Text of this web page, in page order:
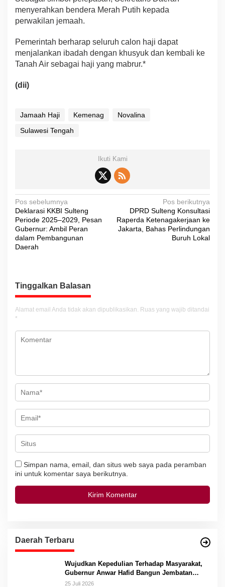
menyerahkan bendera Merah Putih kepada
perwakilan jemaah.
Pemerintah berharap seluruh calon haji dapat
menjalankan ibadah dengan khusyuk dan kembali ke
Tanah Air sebagai haji yang mabrur.*
(dii)
Jamaah Haji Kemenag
Novalina
Sulawesi Tengah
Ikuti Kami
N
a
v
i
s
i
p
o
s
Pos sebelumnya
Deklarasi KKBI Sulteng
Periode 2025–2029, Pesan
Gubernur: Ambil Peran
dalam Pembangunan
Daerah
Pos berikutnya
DPRD Sulteng Konsultasi
Raperda Ketenagakerjaan ke
Jakarta, Bahas Perlindungan
Buruh Lokal
Tinggalkan Balasan
Alamat email Anda tidak akan dipublikasikan. Ruas yang wajib ditandai
*
Simpan nama, email, dan situs web saya pada peramban
ini untuk komentar saya berikutnya.
Daerah Terbaru
Wujudkan Kepedulian Terhadap Masyarakat,
Gubernur Anwar Hafid Bangun Jembatan
Gantung Masungkang dengan Dana Pribadi
25 Juli 2026